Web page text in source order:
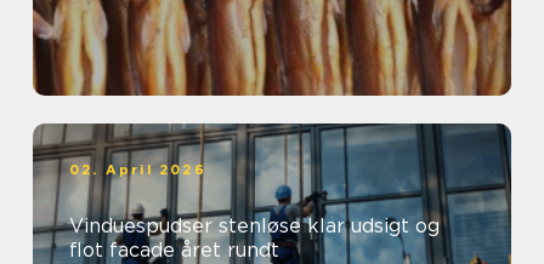
02. April 2026
Vinduespudser stenløse klar udsigt og
flot facade året rundt